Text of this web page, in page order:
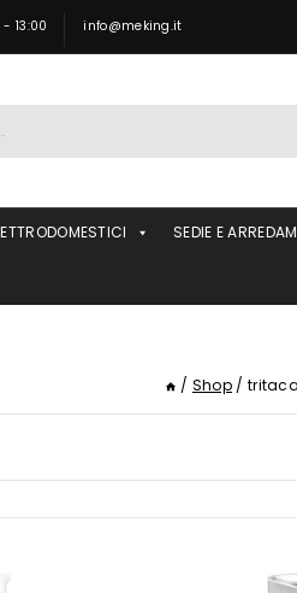
13:00 info@meking.it
SEDIE E
/ Shop /